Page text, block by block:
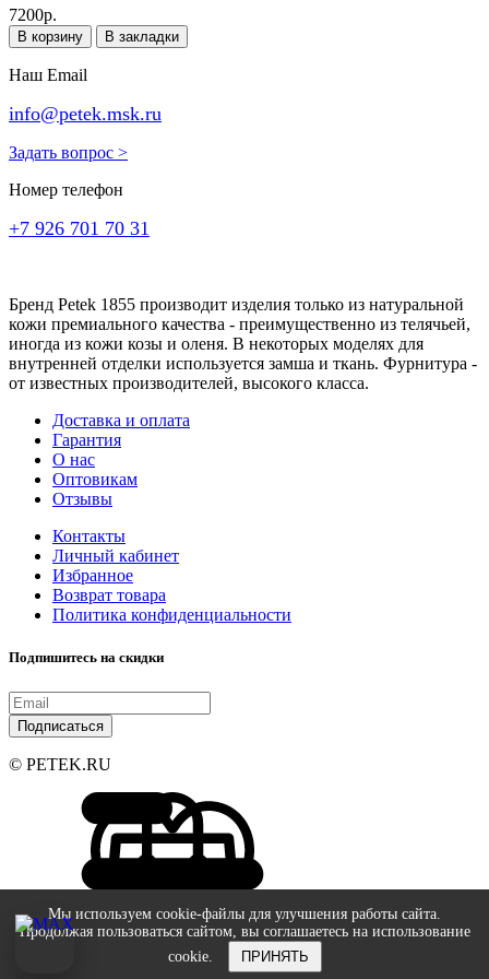
7200р.
В корзину В закладки
Наш Email
info@petek.msk.ru
Задать вопрос >
Номер телефон
+7 926 701 70 31
Бренд Petek 1855 производит изделия только из натуральной
кожи премиального качества - преимущественно из телячьей,
иногда из кожи козы и оленя. В некоторых моделях для
внутренней отделки используется замша и ткань. Фурнитура -
от известных производителей, высокого класса.
Доставка и оплата
Гарантия
О нас
Оптовикам
Отзывы
Контакты
Личный кабинет
Избранное
Возврат товара
Политика конфиденциальности
Подпишитесь на скидки
Подписаться
© PETEK.RU
Мы используем cookie-файлы для улучшения работы сайта.
Продолжая пользоваться сайтом, вы соглашаетесь на использование
cookie.
ПРИНЯТЬ